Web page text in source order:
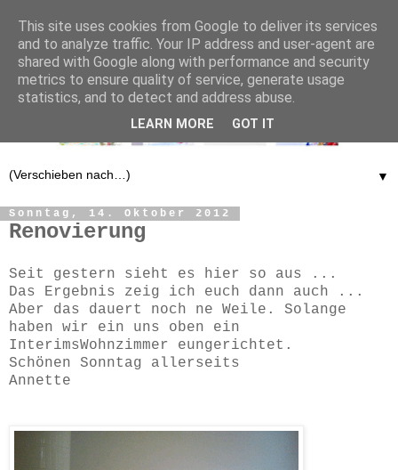
▼
Sonntag, 14. Oktober 2012
Renovierung
Seit gestern sieht es hier so aus ...
Das Ergebnis zeig ich euch dann auch ...
Aber das dauert noch ne Weile. Solange
haben wir ein uns oben ein
InterimsWohnzimmer eungerichtet.
Schönen Sonntag allerseits
Annette
This site uses cookies from Google to deliver its services
and to analyze traffic. Your IP address and user-agent are
shared with Google along with performance and security
metrics to ensure quality of service, generate usage
statistics, and to detect and address abuse.
LEARN MORE GOT IT